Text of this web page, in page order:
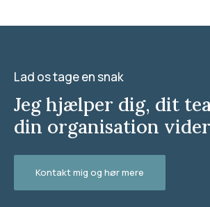
Lad os tage en snak
Jeg hjælper dig, dit
din organisation
Kontakt mig og hør mere